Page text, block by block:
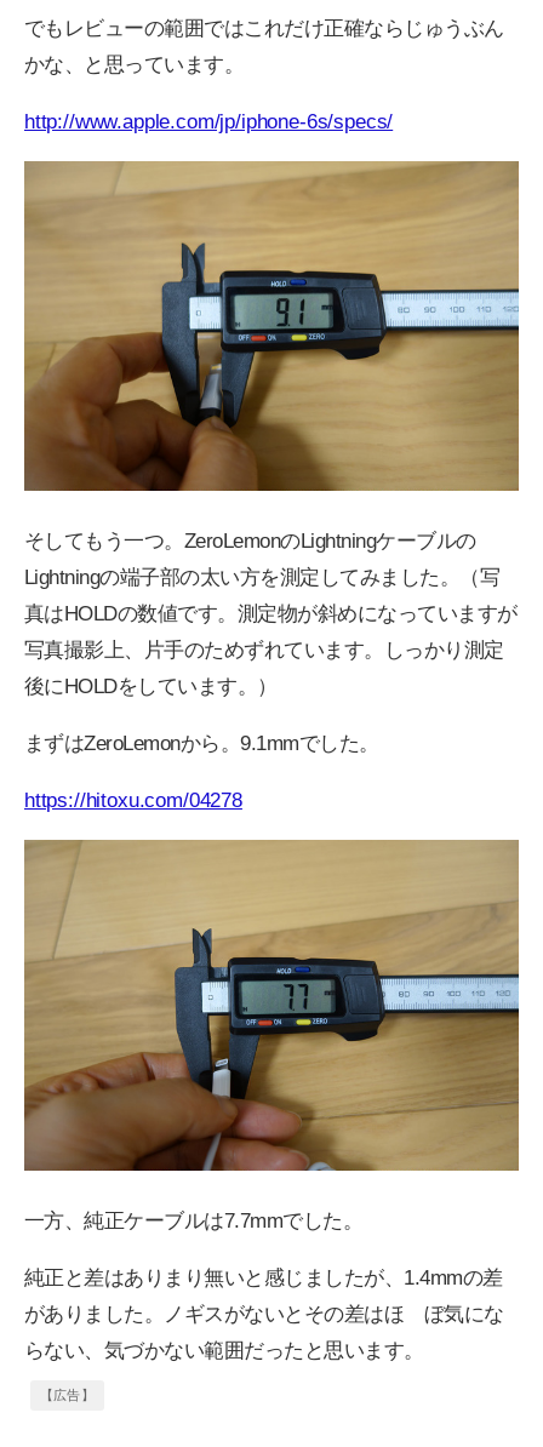
でもレビューの範囲ではこれだけ正確ならじゅうぶん
かな、と思っています。
http://www.apple.com/jp/iphone-6s/specs/
そしてもう一つ。ZeroLemonのLightningケーブルの
Lightningの端子部の太い方を測定してみました。（写
真はHOLDの数値です。測定物が斜めになっていますが
写真撮影上、片手のためずれています。しっかり測定
後にHOLDをしています。）
まずはZeroLemonから。9.1mmでした。
https://hitoxu.com/04278
一方、純正ケーブルは7.7mmでした。
純正と差はありまり無いと感じましたが、1.4mmの差
がありました。ノギスがないとその差はほ ぼ気にな
らない、気づかない範囲だったと思います。
【広告】